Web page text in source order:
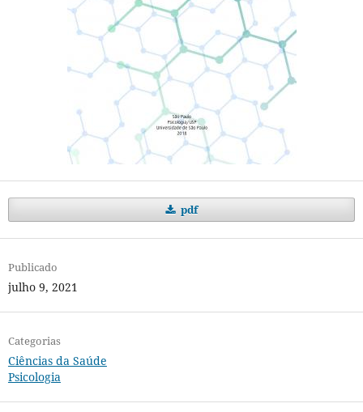
pdf
Publicado
julho 9, 2021
Categorias
Ciências da Saúde
Psicologia